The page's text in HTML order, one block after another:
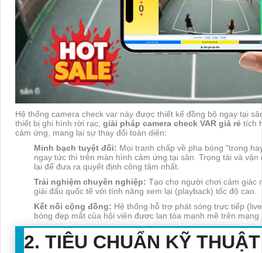
Hệ thống camera check var này được thiết kế đồng bộ ngay tại
thiết bị ghi hình rời rạc, giải pháp camera check VAR giá rẻ tích
cảm ứng, mang lại sự thay đổi toàn diện:
Minh bạch tuyệt đối: Mọi tranh chấp về pha bóng "trong
ngay tức thì trên màn hình cảm ứng tại sân. Trọng tài và vận
lại để đưa ra quyết định công tâm nhất.
Trải nghiệm chuyên nghiệp: Tạo cho người chơi cảm giác
giải đấu quốc tế với tính năng xem lại (playback) tốc độ cao.
Kết nối cộng đồng: Hệ thống hỗ trợ phát sóng trực tiếp
bóng đẹp mắt của hội viên được lan tỏa mạnh mẽ trên mạng
2. TIÊU CHUẨN KỸ